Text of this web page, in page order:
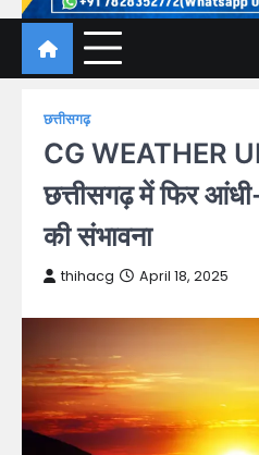
छत्तीसगढ़
CG WEATHER
छत्तीसगढ़ में फिर
की संभावना
thihacg April 18, 2025